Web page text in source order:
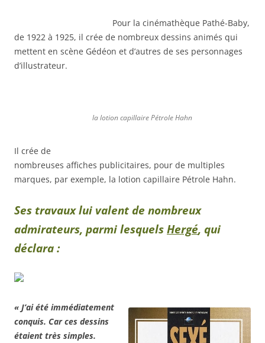
Pour la cinémathèque Pathé-Baby,
de 1922 à 1925, il crée de nombreux dessins animés qui
mettent en scène Gédéon et d’autres de ses personnages
d’illustrateur.
la lotion capillaire Pétrole Hahn
Il crée de
nombreuses affiches publicitaires, pour de multiples
marques, par exemple, la lotion capillaire Pétrole Hahn.
Ses travaux lui valent de nombreux
admirateurs, parmi lesquels Hergé, qui
déclara :
« J’ai été immédiatement
conquis. Car ces dessins
étaient très simples.